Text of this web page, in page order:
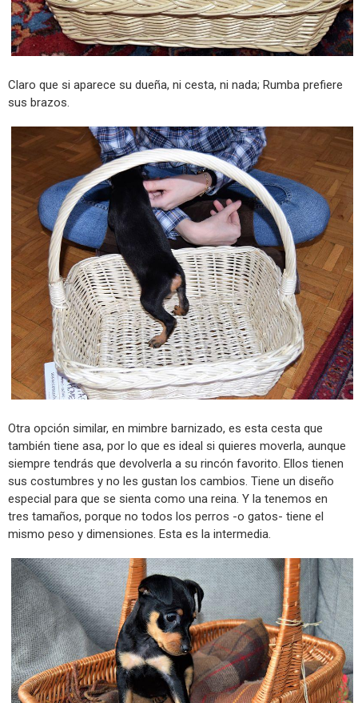
Claro que si aparece su dueña, ni cesta, ni nada; Rumba prefiere
sus brazos.
Otra opción similar, en mimbre barnizado, es esta cesta que
también tiene asa, por lo que es ideal si quieres moverla, aunque
siempre tendrás que devolverla a su rincón favorito. Ellos tienen
sus costumbres y no les gustan los cambios. Tiene un diseño
especial para que se sienta como una reina. Y la tenemos en
tres tamaños, porque no todos los perros -o gatos- tiene el
mismo peso y dimensiones. Esta es la intermedia.